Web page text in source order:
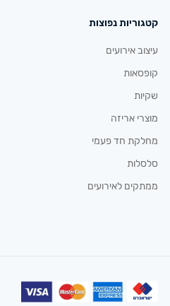
קטגוריות נפוצות
עיצוב אירועים
קופסאות
שקיות
מוצרי אריזה
מחלקת חד פעמי
סלסלות
ממתקים לאירועים